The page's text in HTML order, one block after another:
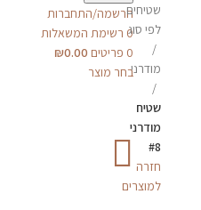
הרשמה/התחברות
0 רשימת המשאלות
0 פריטים ₪0.00
בחר מוצר
שטיחים
לפי סוג
מודרני
שטיח
מודרני
#8
חזרה
למוצרים